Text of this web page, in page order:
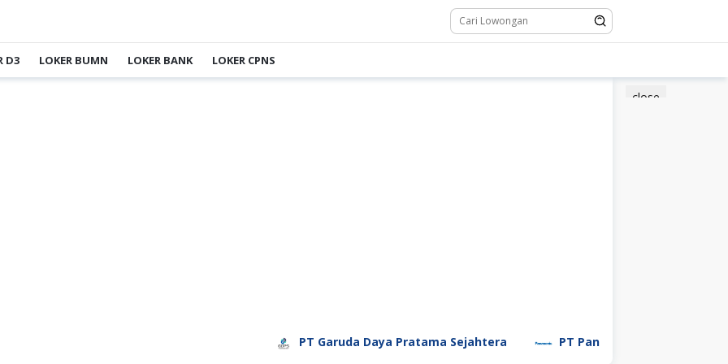
D3 LOKER BUMN LOKER BANK LOKER CPNS
close
PT Garuda Daya Pratama Sejahtera PT Panasonic Manufacturing